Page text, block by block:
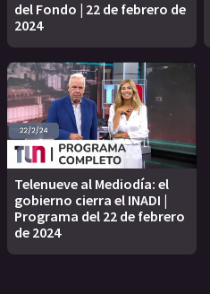
del Fondo | 22 de febrero de
2024
Telenueve al Mediodía: el
gobierno cierra el INADI |
Programa del 22 de febrero
de 2024